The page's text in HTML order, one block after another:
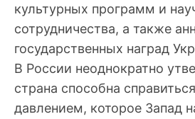
культурных программ и
сотрудничества, а также
государственных наград
В России неоднократно
страна способна
давлением, которое Запад